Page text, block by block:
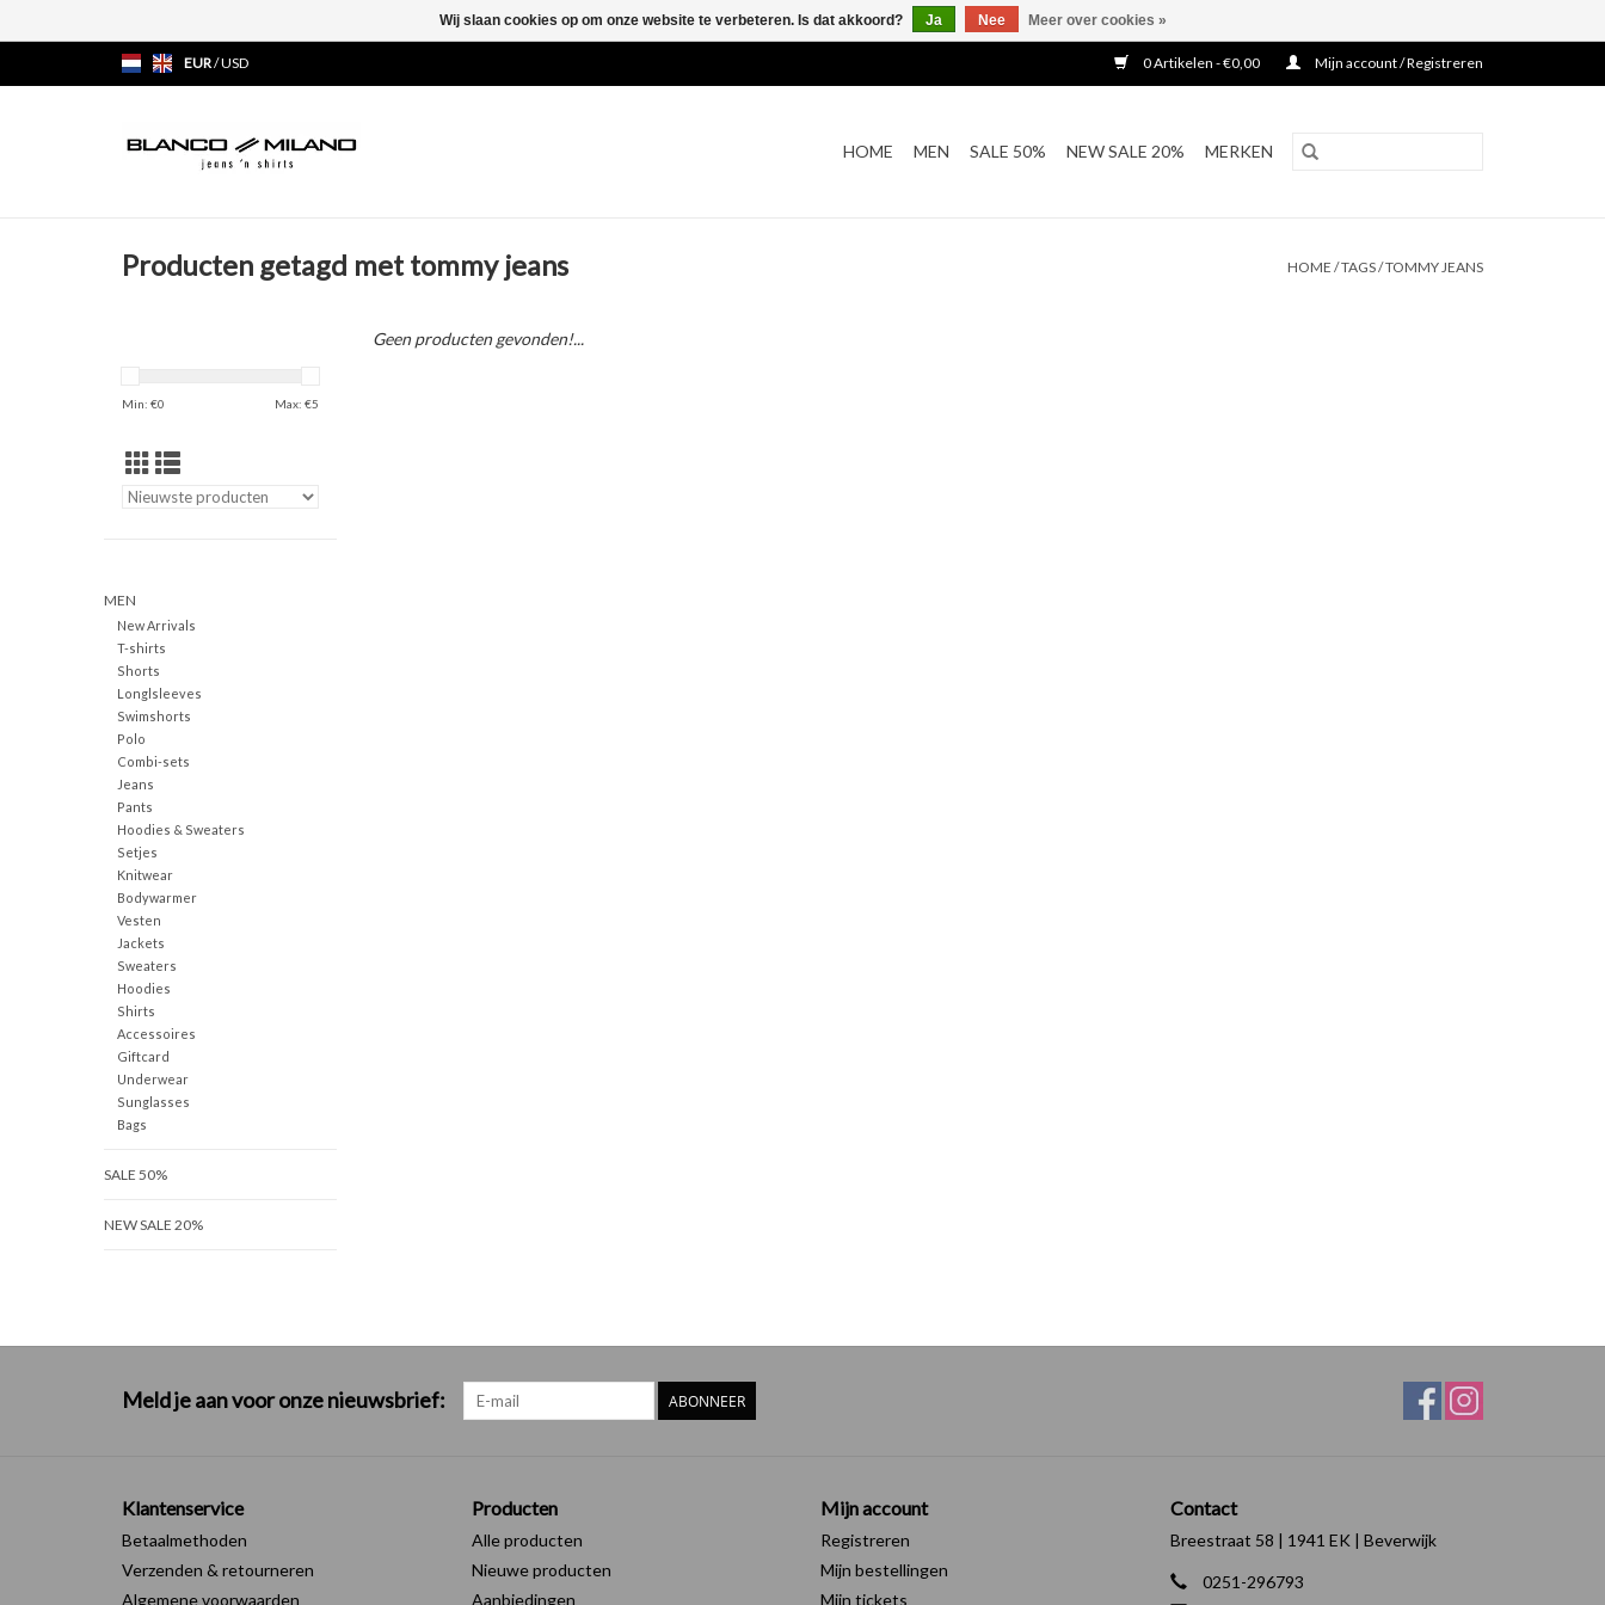
EUR/USD 0 Artikelen - €0,00 Mijn account / Registreren
HOME MEN SALE 50% NEW SALE 20% MERKEN
Producten getagd met tommy jeans HOME /TAGS/TOMMY JEANS
Min: €0 Max: €5
MEN
New Arrivals
T-shirts
Shorts
Longlsleeves
Swimshorts
Polo
Combi-sets
Jeans
Pants
Hoodies & Sweaters
Setjes
Knitwear
Bodywarmer
Vesten
Jackets
Sweaters
Hoodies
Shirts
Accessoires
Giftcard
Underwear
Sunglasses
Bags
SALE 50%
NEW SALE 20%
Geen producten gevonden!...
Meld je aan voor onze nieuwsbrief: ABONNEER
Klantenservice
Betaalmethoden
Verzenden & retourneren
Algemene voorwaarden
Producten
Alle producten
Nieuwe producten
Aanbiedingen
Mijn account
Registreren
Mijn bestellingen
Mijn tickets
Contact
Breestraat 58 | 1941 EK | Beverwijk
0251-296793
Wij slaan cookies op om onze website te verbeteren. Is dat akkoord? Ja Nee Meer over cookies »